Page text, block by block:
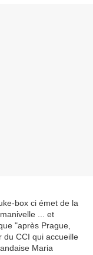
box ci émet de la
... et
"après Prague,
du CCI qui accueille
Maria